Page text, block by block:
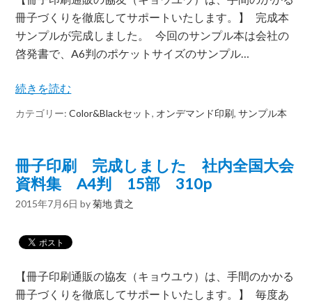
冊子づくりを徹底してサポートいたします。】 完成本
サンプルが完成しました。 今回のサンプル本は会社の
啓発書で、A6判のポケットサイズのサンプル…
続きを読む
カテゴリー:Color&Blackセット, オンデマンド印刷,サンプル本
冊子印刷 完成しました 社内全国大会
資料集 A4判 15部 310p
2015年7月6日 by菊地 貴之
【冊子印刷通販の協友（キョウユウ）は、手間のかかる
冊子づくりを徹底してサポートいたします。】 毎度あ